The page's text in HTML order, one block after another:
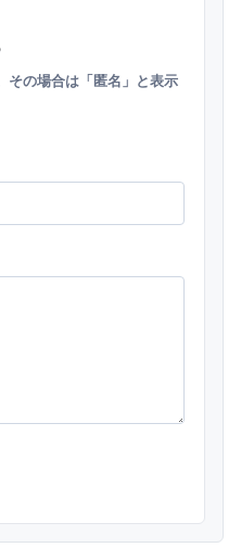
その場合は「匿名」と表示